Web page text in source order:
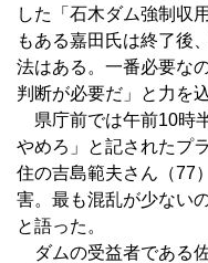
した「石木ダム強制収
もある嘉田氏は終了後
法はある。一番必要な
判断が必要だ」と力を
県庁前では午前10時
やめろ」と記されたプ
住の吉島範夫さん（77
害。最も混乱が少ない
と語った。
ダムの受益者である